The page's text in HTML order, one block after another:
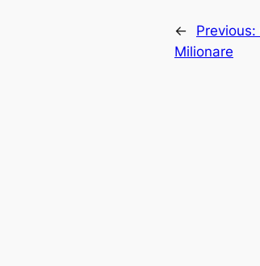
← Previous:
Milionare